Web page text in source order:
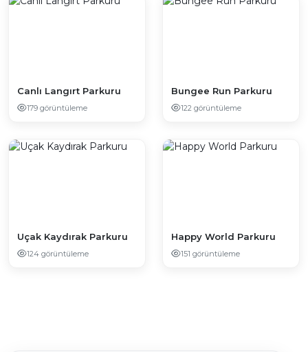
Canlı Langırt Parkuru
179 görüntüleme
Bungee Run Parkuru
122 görüntüleme
Uçak Kaydırak Parkuru
124 görüntüleme
Happy World Parkuru
151 görüntüleme